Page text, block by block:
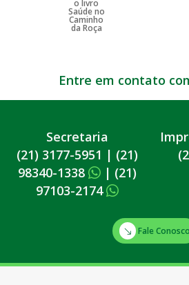
Entre em contato
Secretaria
(21) 3177-5951 | (21)
98340-1338
| (21)
97103-2174
Fale Conosco